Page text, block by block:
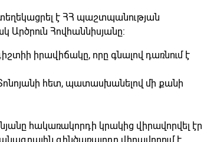
տեղեկացրել է ՀՀ պաշտպանության
Արծրուն Հովհաննիսյանը:
իրավիճակը, որը գնալով դառնում է
հետ, պատասխանելով մի քանի
հակառակորդի կրակից վիրավորվել էր
զինծառայողը վիրավորում է